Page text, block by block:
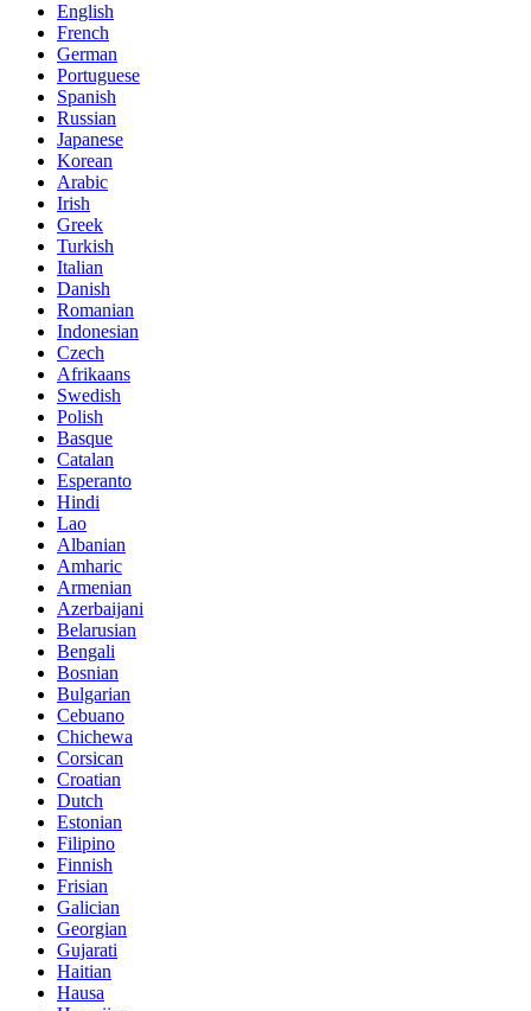
English
French
German
Portuguese
Spanish
Russian
Japanese
Korean
Arabic
Irish
Greek
Turkish
Italian
Danish
Romanian
Indonesian
Czech
Afrikaans
Swedish
Polish
Basque
Catalan
Esperanto
Hindi
Lao
Albanian
Amharic
Armenian
Azerbaijani
Belarusian
Bengali
Bosnian
Bulgarian
Cebuano
Chichewa
Corsican
Croatian
Dutch
Estonian
Filipino
Finnish
Frisian
Galician
Georgian
Gujarati
Haitian
Hausa